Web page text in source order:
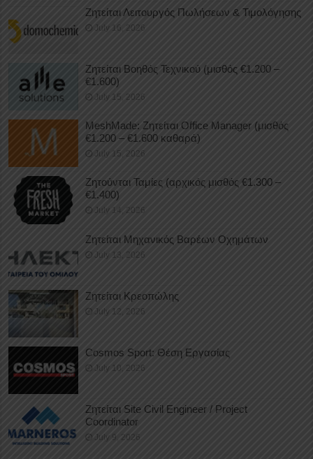
Ζητείται Λειτουργός Πωλήσεων & Τιμολόγησης
July 16, 2026
Ζητείται Βοηθός Τεχνικού (μισθός €1.200 –
€1.600)
July 15, 2026
MeshMade: Ζητείται Office Manager (μισθός
€1.200 – €1.600 καθαρά)
July 15, 2026
Ζητούνται Ταμίες (αρχικός μισθός €1.300 –
€1.400)
July 14, 2026
Ζητείται Μηχανικός Βαρέων Οχημάτων
July 13, 2026
Ζητείται Κρεοπώλης
July 12, 2026
Cosmos Sport: Θέση Εργασίας
July 10, 2026
Ζητείται Site Civil Engineer / Project
Coordinator
July 9, 2026